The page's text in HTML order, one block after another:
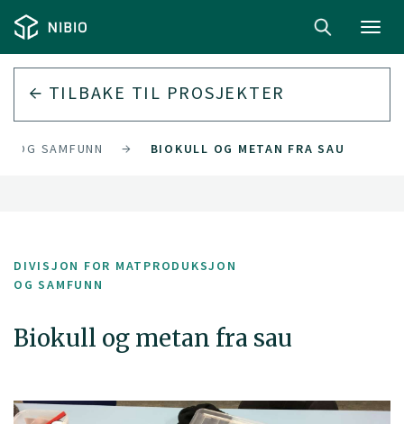
TILBAKE TIL PROSJEKTER
OG SAMFUNN BIOKULL OG METAN FRA SAU
DIVISJON FOR MATPRODUKSJON
OG SAMFUNN
Biokull og metan fra sau